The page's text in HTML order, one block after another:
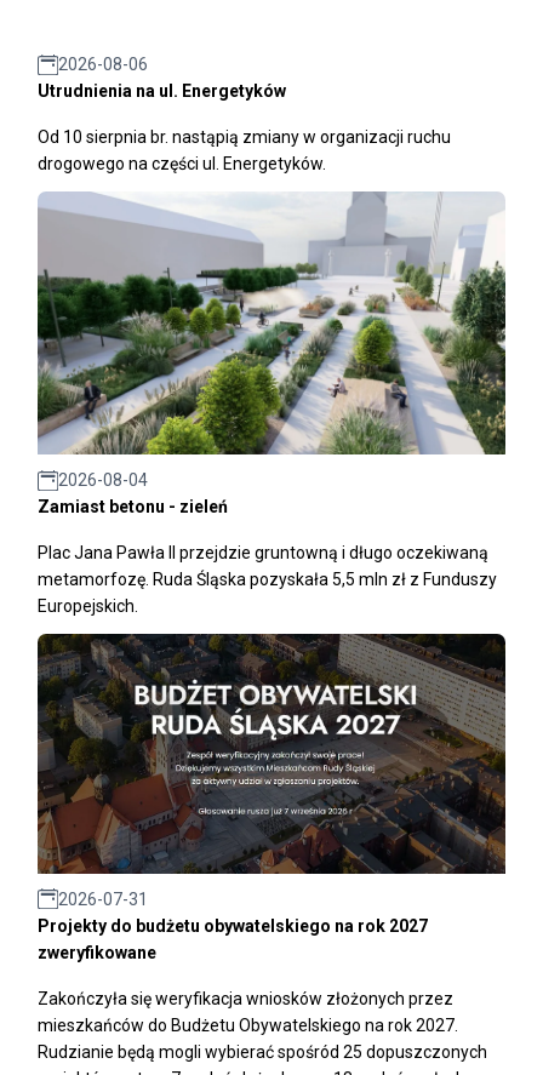
2026-08-06
Utrudnienia na ul. Energetyków
Od 10 sierpnia br. nastąpią zmiany w organizacji ruchu
drogowego na części ul. Energetyków.
2026-08-04
Zamiast betonu - zieleń
Plac Jana Pawła II przejdzie gruntowną i długo oczekiwaną
metamorfozę. Ruda Śląska pozyskała 5,5 mln zł z Funduszy
Europejskich.
2026-07-31
Projekty do budżetu obywatelskiego na rok 2027
zweryfikowane
Zakończyła się weryfikacja wniosków złożonych przez
mieszkańców do Budżetu Obywatelskiego na rok 2027.
Rudzianie będą mogli wybierać spośród 25 dopuszczonych